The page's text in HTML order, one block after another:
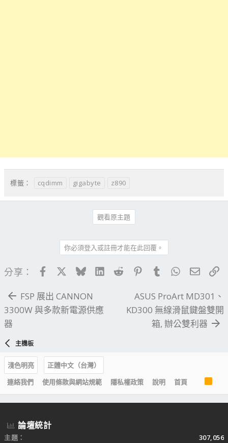
標籤： cqdimm gigabyte z890
觀看原主題
你必須登入或註冊才能在此回覆。
分享： FacebookBlueskyLinkedIn
Reddit PinterestTumblrWhatsApp
電子
FSP 展出 CANNON
3300W 與多款新電源供應
器
ASUS ProArt MD301、
KD300 無線滑鼠鍵盤雙開
箱, 辦公雙利器
主機板
淺色明亮
正體中文（台灣）
連絡我們
使用條款與網站規範 隱私權政策 說明 首頁
R
S
S
論壇統計
主題
307,056